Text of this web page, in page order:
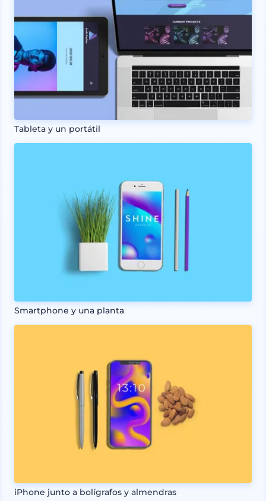
Tableta y un portátil
Smartphone y una planta
iPhone junto a bolígrafos y almendras